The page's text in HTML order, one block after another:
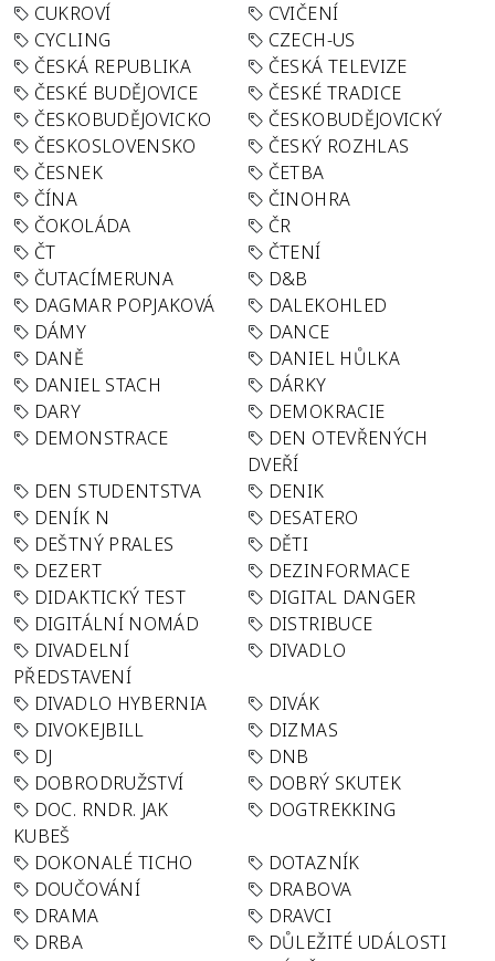
CUKROVÍ
CVIČENÍ
CYCLING
CZECH-US
ČESKÁ REPUBLIKA
ČESKÁ TELEVIZE
ČESKÉ BUDĚJOVICE
ČESKÉ TRADICE
ČESKOBUDĚJOVICKO
ČESKOBUDĚJOVICKÝ
ČESKOSLOVENSKO
ČESKÝ ROZHLAS
ČESNEK
ČETBA
ČÍNA
ČINOHRA
ČOKOLÁDA
ČR
ČT
ČTENÍ
ČUTACÍMERUNA
D&B
DAGMAR POPJAKOVÁ
DALEKOHLED
DÁMY
DANCE
DANĚ
DANIEL HŮLKA
DANIEL STACH
DÁRKY
DARY
DEMOKRACIE
DEMONSTRACE
DEN OTEVŘENÝCH
DVEŘÍ
DEN STUDENTSTVA
DENIK
DENÍK N
DESATERO
DEŠTNÝ PRALES
DĚTI
DEZERT
DEZINFORMACE
DIDAKTICKÝ TEST
DIGITAL DANGER
DIGITÁLNÍ NOMÁD
DISTRIBUCE
DIVADELNÍ
PŘEDSTAVENÍ
DIVADLO
DIVADLO HYBERNIA
DIVÁK
DIVOKEJBILL
DIZMAS
DJ
DNB
DOBRODRUŽSTVÍ
DOBRÝ SKUTEK
DOC. RNDR. JAK
KUBEŠ
DOGTREKKING
DOKONALÉ TICHO
DOTAZNÍK
DOUČOVÁNÍ
DRABOVA
DRAMA
DRAVCI
DRBA
DŮLEŽITÉ UDÁLOSTI